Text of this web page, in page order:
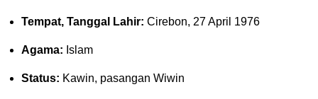
Tempat, Tanggal Lahir: Cirebon, 27 April 1976
Agama: Islam
Status: Kawin, pasangan Wiwin